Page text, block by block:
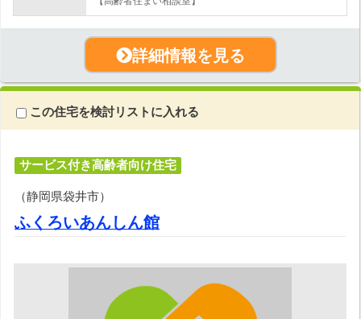
詳細情報を見る
この住宅を検討リストに入れる
サービス付き高齢者向け住宅
（静岡県袋井市）
ふくろいあんしん館